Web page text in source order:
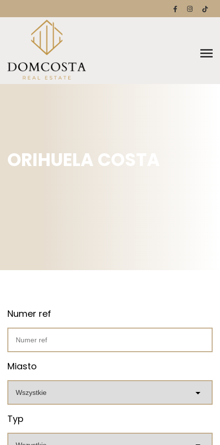
ORIHUELA COSTA
Numer ref
Miasto
Typ